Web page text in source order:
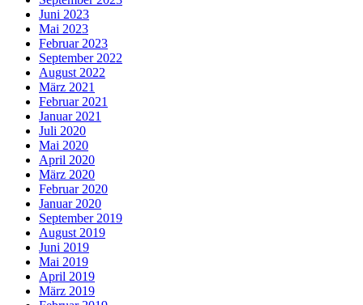
Juni 2023
Mai 2023
Februar 2023
September 2022
August 2022
März 2021
Februar 2021
Januar 2021
Juli 2020
Mai 2020
April 2020
März 2020
Februar 2020
Januar 2020
September 2019
August 2019
Juni 2019
Mai 2019
April 2019
März 2019